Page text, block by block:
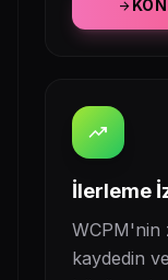
arrow_forward
trending_up
İlerleme
WCPM'nin
kaydedin